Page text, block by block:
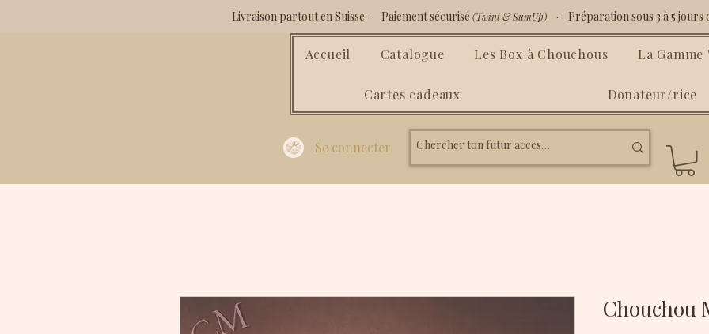
Livraison partout en Suisse · Paiement sécurisé (Twint & SumUp) · Préparation sous 3 à 5 jours
Accueil Catalogue Les Box à Chouchous La Gamme
Cartes cadeaux Donateur/rice
Se connecter
Chouchou